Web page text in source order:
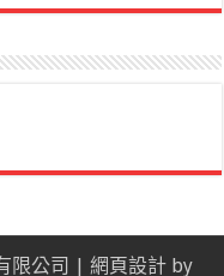
限公司 | 網頁設計by